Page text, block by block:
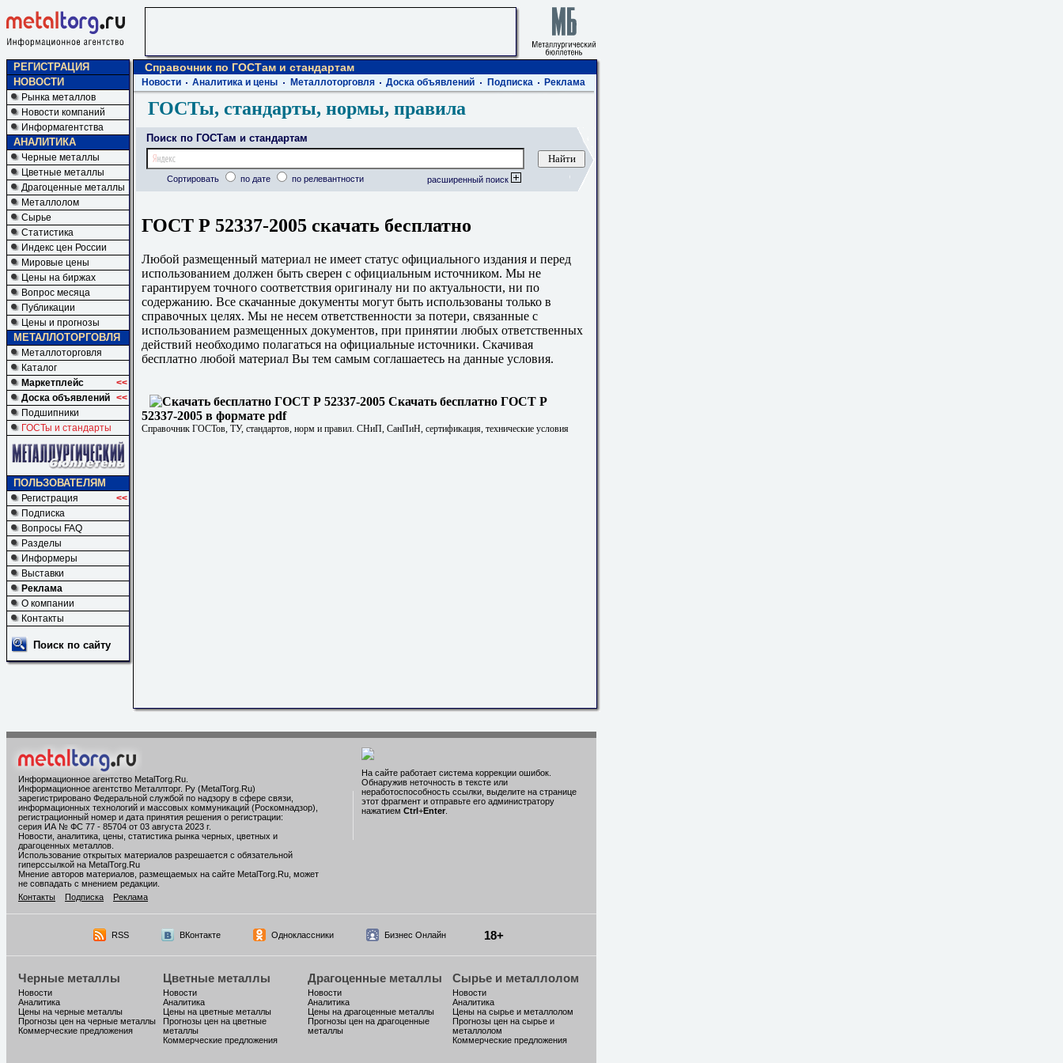
РЕГИСТРАЦИЯ
НОВОСТИ
Рынка металлов
Новости компаний
Информагентства
АНАЛИТИКА
Черные металлы
Цветные металлы
Драгоценные металлы
Металлолом
Сырье
Статистика
Индекс цен России
Мировые цены
Цены на биржах
Вопрос месяца
Публикации
Цены и прогнозы
МЕТАЛЛОТОРГОВЛЯ
Металлоторговля
Каталог
Маркетплейс
<<
Доска объявлений <<
Подшипники
ГОСТы и стандарты
ПОЛЬЗОВАТЕЛЯМ
Регистрация
<<
Подписка
Вопросы FAQ
Разделы
Информеры
Выставки
Реклама
О компании
Контакты
Поиск по сайту
Справочник по ГОСТам и стандартам
Новости Аналитика и цены Металлоторговля Доска объявлений Подписка Реклама
ГОСТы, стандарты, нормы, правила
Поиск по ГОСТам и стандартам
Сортировать по дате по релевантности расширенный поиск
ГОСТ Р 52337-2005 скачать бесплатно
Любой размещенный материал не имеет статус официального издания и перед
использованием должен быть сверен с официальным источником. Мы не
гарантируем точного соответствия оригиналу ни по актуальности, ни по
содержанию. Все скачанные документы могут быть использованы только в
справочных целях. Мы не несем ответственности за потери, связанные с
использованием размещенных документов, при принятии любых ответственных
действий необходимо полагаться на официальные источники. Скачивая
бесплатно любой материал Вы тем самым соглашаетесь на данные условия.
Скачать бесплатно ГОСТ Р
52337-2005 в формате pdf
Справочник ГОСТов, ТУ, стандартов, норм и правил. СНиП, СанПиН, сертификация, технические условия
Информационное агентство MetalTorg.Ru
Информационное агентство Металлторг. Ру (MetalTorg.Ru)
зарегистрировано Федеральной службой по надзору в сфере связи,
информационных технологий и массовых коммуникаций (Роскомнадзор),
регистрационный номер и дата принятия решения о регистрации:
серия ИА № ФС 77 - 85704 от 03 августа 2023 г.
Новости, аналитика, цены, статистика рынка черных, цветных и
драгоценных металлов.
Использование открытых материалов разрешается с обязательной
гиперссылкой на MetalTorg.Ru
Мнение авторов материалов, размещаемых на сайте MetalTorg.Ru, может
не совпадать с мнением редакции.
Контакты
Подписка Реклама
На сайте работает система коррекции ошибок.
Обнаружив неточность в тексте или
неработоспособность ссылки, выделите на странице
этот фрагмент и отправьте его администратору
нажатием Ctrl+Enter
RSS ВКонтакте Одноклассники Бизнес Онлайн 18+
Черные металлы
Новости
Аналитика
Цены на черные металлы
Прогнозы цен на черные металлы
Коммерческие предложения
Цветные металлы
Новости
Аналитика
Цены на цветные металлы
Прогнозы цен на цветные
металлы
Коммерческие предложения
Драгоценные металлы
Новости
Аналитика
Цены на драгоценные металлы
Прогнозы цен на драгоценные
металлы
Сырье и металлолом
Новости
Аналитика
Цены на сырье и металлолом
Прогнозы цен на сырье и
металлолом
Коммерческие предложения